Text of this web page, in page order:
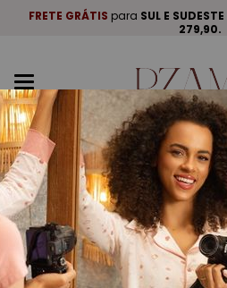
FRETE GRÁTIS para SUL E SUDESTE
279,90.
navegação
INÍCIO OUTLET 🏷️